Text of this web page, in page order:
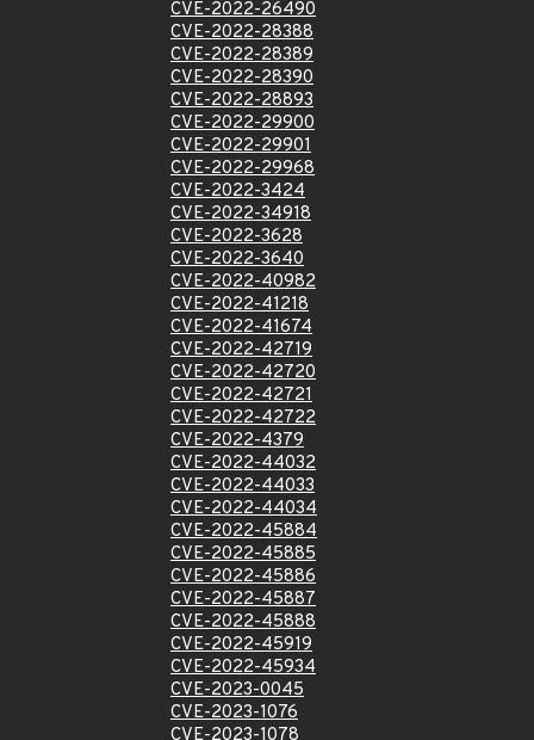
CVE-2022-26490
CVE-2022-28388
CVE-2022-28389
CVE-2022-28390
CVE-2022-28893
CVE-2022-29900
CVE-2022-29901
CVE-2022-29968
CVE-2022-3424
CVE-2022-34918
CVE-2022-3628
CVE-2022-3640
CVE-2022-40982
CVE-2022-41218
CVE-2022-41674
CVE-2022-42719
CVE-2022-42720
CVE-2022-42721
CVE-2022-42722
CVE-2022-4379
CVE-2022-44032
CVE-2022-44033
CVE-2022-44034
CVE-2022-45884
CVE-2022-45885
CVE-2022-45886
CVE-2022-45887
CVE-2022-45888
CVE-2022-45919
CVE-2022-45934
CVE-2023-0045
CVE-2023-1076